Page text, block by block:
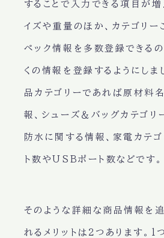
することで入力できる項目が増
イズや重量のほか、カテゴリー
ペック情報を多数登録できるの
くの情報を登録するようにしま
品カテゴリーであれば原材料
報、シューズ＆バッグカテゴリ
防水に関する情報、家電カテゴ
ト数やUSBポート数などです。
そのような詳細な商品情報を
れるメリットは2つあります。1